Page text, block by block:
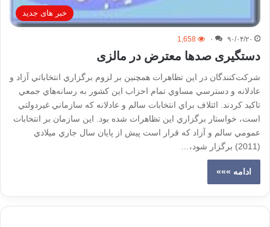
خبر های جدید
۹۰/۰۴/۲۰ ۰ 1,658
دستگیری صدها معترض در مالزی
شرکت‌کنندگان در اين تظاهرات همچنين بر لزوم برگزاري انتخاباتي آزاد و
عادلانه و دسترسي مساوي تمام احزاب اين کشور به رسانه‌هاي جمعي
تاکيد کردند. ائتلاف براي انتخابات سالم و عادلانه که سازماني غيردولتي
است، خواستار برگزاري اين تظاهرات شده بود. اين سازمان بر انتخابات
عمومي سالم و آزاد که قرار است پيش از پايان سال جاري ميلادي
(2011) برگزار شود،…
ادامه »»»